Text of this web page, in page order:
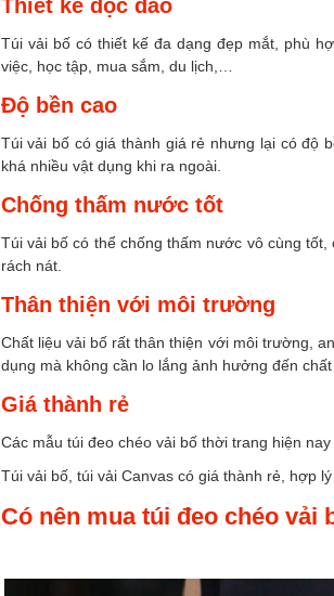
Thiết kế độc đáo
Túi vải bố có thiết kế đa dạng đẹp mắt, phù
việc, học tập, mua sắm, du lịch,…
Độ bền cao
Túi vải bố có giá thành giá rẻ nhưng lại có độ
khá nhiều vật dụng khi ra ngoài.
Chống thấm nước tốt
Túi vải bố có thể chống thấm nước vô cùng
rách nát.
Thân thiện với môi trường
Chất liệu vải bố rất thân thiện với môi trường,
dụng mà không cần lo lắng ảnh hưởng đến chất
Giá thành rẻ
Các mẫu túi đeo chéo vải bố thời trang hiện
Túi vải bố, túi vải Canvas có giá thành rẻ, hợp
Có nên mua túi đeo chéo vải